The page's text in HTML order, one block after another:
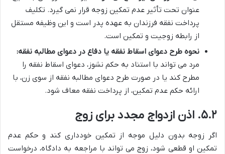
عنوان تحت تأثیر عدم تمکین زوجه قرار نمی گیرد. تکلیف
پرداخت نفقه فرزندان به عهده پدر است و این وظیفه مستقل
از رابطه زوجیت و تمکین است.
نحوه طرح دعوای اسقاط نفقه یا دفاع در دعوای مطالبه نفقه:
مرد می تواند با استناد به حکم نشوز، دعوای اسقاط نفقه را
مطرح کند یا در صورت طرح دعوای مطالبه نفقه از سوی زن، با
ارائه حکم عدم تمکین، از پرداخت نفقه معاف شود.
۵.۲. اذن ازدواج مجدد برای زوج
اگر زوجه بدون دلیل موجه از تمکین خودداری کند و حکم عدم
تمکین او قطعی شود، زوج می تواند با مراجعه به دادگاه، درخواست